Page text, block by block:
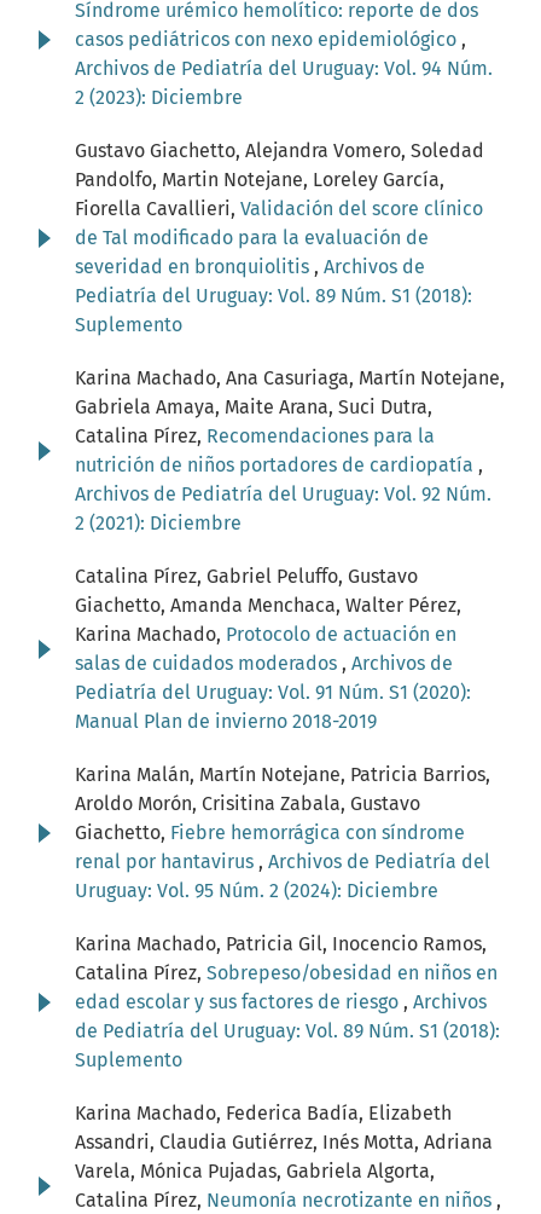
Síndrome urémico hemolítico: reporte de dos
casos pediátricos con nexo epidemiológico ,
Archivos de Pediatría del Uruguay: Vol. 94 Núm.
2 (2023): Diciembre
Gustavo Giachetto, Alejandra Vomero, Soledad
Pandolfo, Martin Notejane, Loreley García,
Fiorella Cavallieri, Validación del score clínico
de Tal modificado para la evaluación de
severidad en bronquiolitis , Archivos de
Pediatría del Uruguay: Vol. 89 Núm. S1 (2018):
Suplemento
Karina Machado, Ana Casuriaga, Martín Notejane,
Gabriela Amaya, Maite Arana, Suci Dutra,
Catalina Pírez, Recomendaciones para la
nutrición de niños portadores de cardiopatía ,
Archivos de Pediatría del Uruguay: Vol. 92 Núm.
2 (2021): Diciembre
Catalina Pírez, Gabriel Peluffo, Gustavo
Giachetto, Amanda Menchaca, Walter Pérez,
Karina Machado, Protocolo de actuación en
salas de cuidados moderados , Archivos de
Pediatría del Uruguay: Vol. 91 Núm. S1 (2020):
Manual Plan de invierno 2018-2019
Karina Malán, Martín Notejane, Patricia Barrios,
Aroldo Morón, Crisitina Zabala, Gustavo
Giachetto, Fiebre hemorrágica con síndrome
renal por hantavirus , Archivos de Pediatría del
Uruguay: Vol. 95 Núm. 2 (2024): Diciembre
Karina Machado, Patricia Gil, Inocencio Ramos,
Catalina Pírez, Sobrepeso/obesidad en niños en
edad escolar y sus factores de riesgo , Archivos
de Pediatría del Uruguay: Vol. 89 Núm. S1 (2018):
Suplemento
Karina Machado, Federica Badía, Elizabeth
Assandri, Claudia Gutiérrez, Inés Motta, Adriana
Varela, Mónica Pujadas, Gabriela Algorta,
Catalina Pírez, Neumonía necrotizante en niños ,